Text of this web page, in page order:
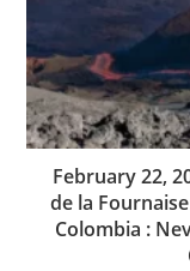
February 22,
de la
Colombia :